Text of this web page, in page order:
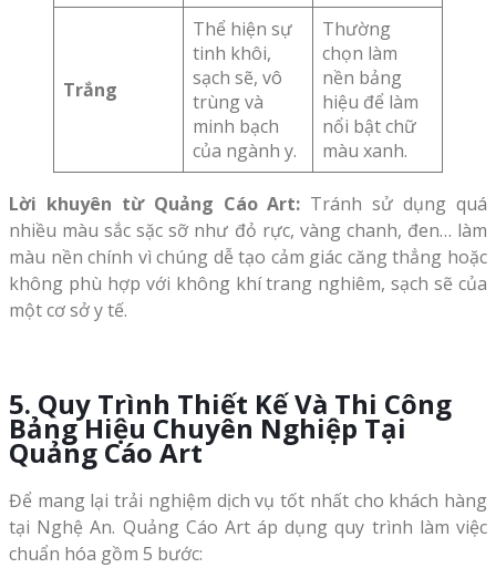
Trắng
Thể hiện sự
tinh khôi,
sạch sẽ, vô
trùng và
minh bạch
của ngành y.
Thường
chọn làm
nền bảng
hiệu để làm
nổi bật chữ
màu xanh.
Lời khuyên từ Quảng Cáo Art: Tránh sử dụng quá
nhiều màu sắc sặc sỡ như đỏ rực, vàng chanh, đen… làm
màu nền chính vì chúng dễ tạo cảm giác căng thẳng hoặc
không phù hợp với không khí trang nghiêm, sạch sẽ của
một cơ sở y tế.
5. Quy Trình Thiết Kế Và Thi Công
Bảng Hiệu Chuyên Nghiệp Tại
Quảng Cáo Art
Để mang lại trải nghiệm dịch vụ tốt nhất cho khách hàng
tại Nghệ An. Quảng Cáo Art áp dụng quy trình làm việc
chuẩn hóa gồm 5 bước: